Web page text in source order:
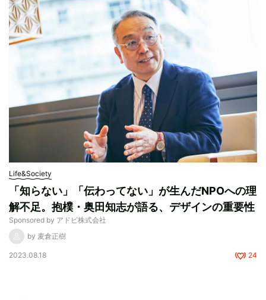
Life&Society
「知らない」「伝わってない」が生んだNPOへの理
解不足。抱樸・奥田知志が語る、デザインの重要性
Sponsored by アドビ株式会社
by 麦倉正樹
2023.08.18 24